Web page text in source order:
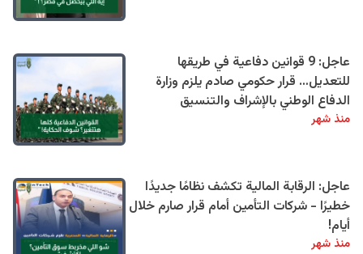
عاجل: 9 قوانين دفاعية في طريقها
للتعديل… قرار حكومي صادم يلزم وزارة
الدفاع الوطني بالإشراف والتنسيق
منذ شهر
عاجل: الرقابة المالية تكشف نظامًا جديدًا
خطيرًا - شركات التأمين أمام قرار صارم خلال
أيام!
منذ شهر